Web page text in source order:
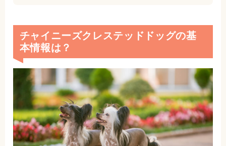
チャイニーズクレステッドドッグの基
本情報は？